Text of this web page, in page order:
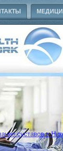
суставов в